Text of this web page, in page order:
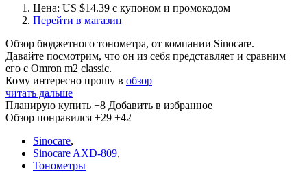
Цена: US $14.39 с купоном и промокодом
Перейти в магазин
Обзор бюджетного тонометра, от компании Sinocare.
Давайте посмотрим, что он из себя представляет и сравним
его с Omron m2 classic.
Кому интересно прошу в обзор
читать дальше
Планирую купить +8 Добавить в избранное
Обзор понравился +29 +42
Sinocare,
Sinocare AXD-809,
Тонометры